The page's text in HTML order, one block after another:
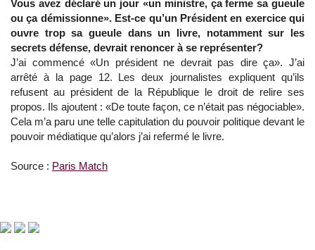
Vous avez déclaré un jour «un ministre, ça ferme sa gueule
ou ça démissionne». Est-ce qu’un Président en exercice qui
ouvre trop sa gueule dans un livre, notamment sur les
secrets défense, devrait renoncer à se représenter?
J’ai commencé «Un président ne devrait pas dire ça». J’ai
arrêté à la page 12. Les deux journalistes expliquent qu’ils
refusent au président de la République le droit de relire ses
propos. Ils ajoutent : «De toute façon, ce n’était pas négociable».
Cela m’a paru une telle capitulation du pouvoir politique devant le
pouvoir médiatique qu’alors j’ai refermé le livre.
Source : Paris Match